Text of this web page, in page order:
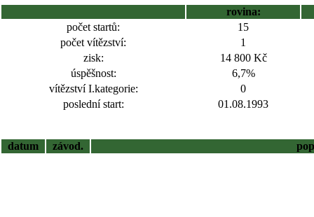
rovina:
počet startů:
15
počet vítězství:
1
zisk:
14 800 Kč
úspěšnost:
6,7%
vítězství I.kategorie:
0
poslední start:
01.08.1993
datum závod.